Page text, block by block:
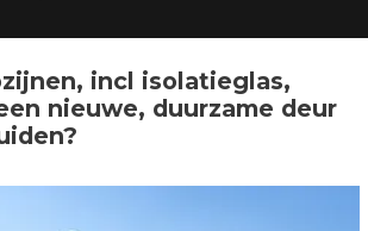
incl isolatieglas,
nieuwe, duurzame deur